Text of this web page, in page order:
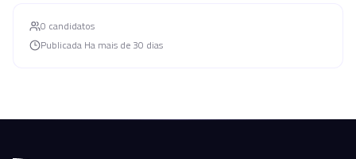
0 candidatos
Publicada Ha mais de 30 dias